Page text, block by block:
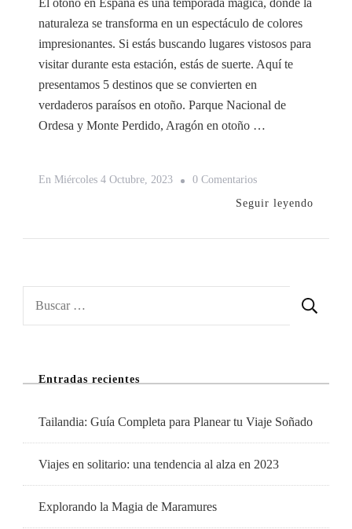
El otoño en España es una temporada mágica, donde la
naturaleza se transforma en un espectáculo de colores
impresionantes. Si estás buscando lugares vistosos para
visitar durante esta estación, estás de suerte. Aquí te
presentamos 5 destinos que se convierten en
verdaderos paraísos en otoño. Parque Nacional de
Ordesa y Monte Perdido, Aragón en otoño …
En Miércoles 4 Octubre, 2023 0 ComentariosEn
5
En
Seguir leyendo
Entradas recientes
Tailandia: Guía Completa para Planear tu Viaje Soñado
Viajes en solitario: una tendencia al alza en 2023
Explorando la Magia de Maramures